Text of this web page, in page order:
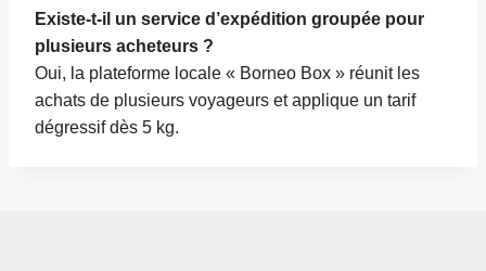
Existe-t-il un service d’expédition groupée pour
plusieurs acheteurs ?
Oui, la plateforme locale « Borneo Box » réunit les
achats de plusieurs voyageurs et applique un tarif
dégressif dès 5 kg.